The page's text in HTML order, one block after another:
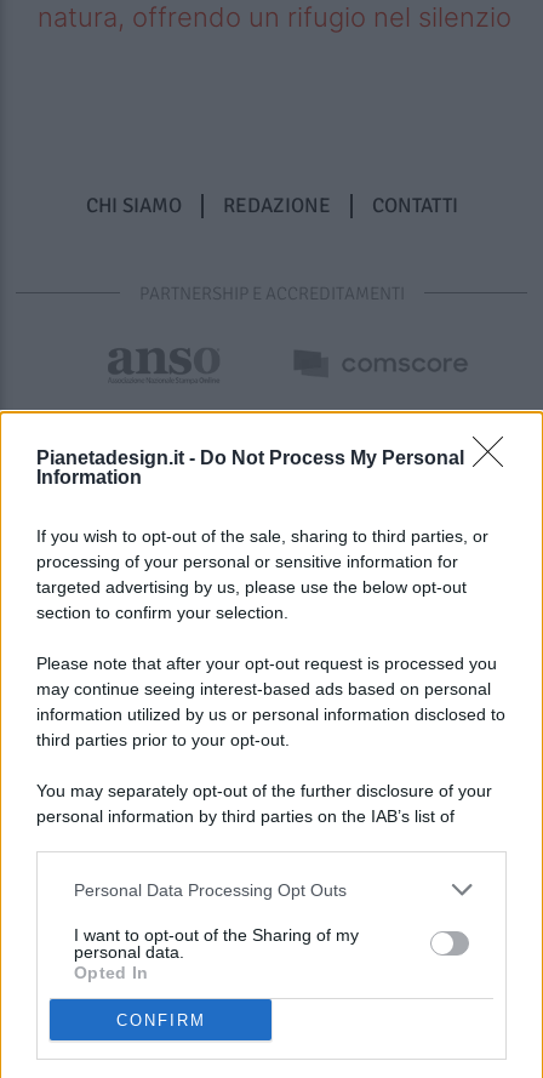
Pianetadesign.it - Do Not Process My Personal
Information
If you wish to opt-out of the sale, sharing to third parties, or
processing of your personal or sensitive information for
targeted advertising by us, please use the below opt-out
section to confirm your selection.
Please note that after your opt-out request is processed you
may continue seeing interest-based ads based on personal
information utilized by us or personal information disclosed to
third parties prior to your opt-out.
You may separately opt-out of the further disclosure of your
personal information by third parties on the IAB’s list of
This information may also be disclosed by us to third parties
disclose it to other third parties.
Personal Data Processing Opt Outs
I want to opt-out of the Sharing of my
personal data.
Opted In
CONFIRM
natura, offrendo un rifugio nel silenzio
CHI SIAMO REDAZIONE CONTATTI
PARTNERSHIP E ACCREDITAMENTI
© 2026 - Pianeta Design - P.IVA 04827280654 - Testata
Registrata Al Tribunale Di Nocera Inferiore N. 8/2020 - RG N.
ISCRIZIONE AL ROC N. 35792 – ISCRITTA ALL’ANSO
(ASSOCIAZIONE NAZIONALE STAMPA ONLINE)
PREFERENZE PRIVACY